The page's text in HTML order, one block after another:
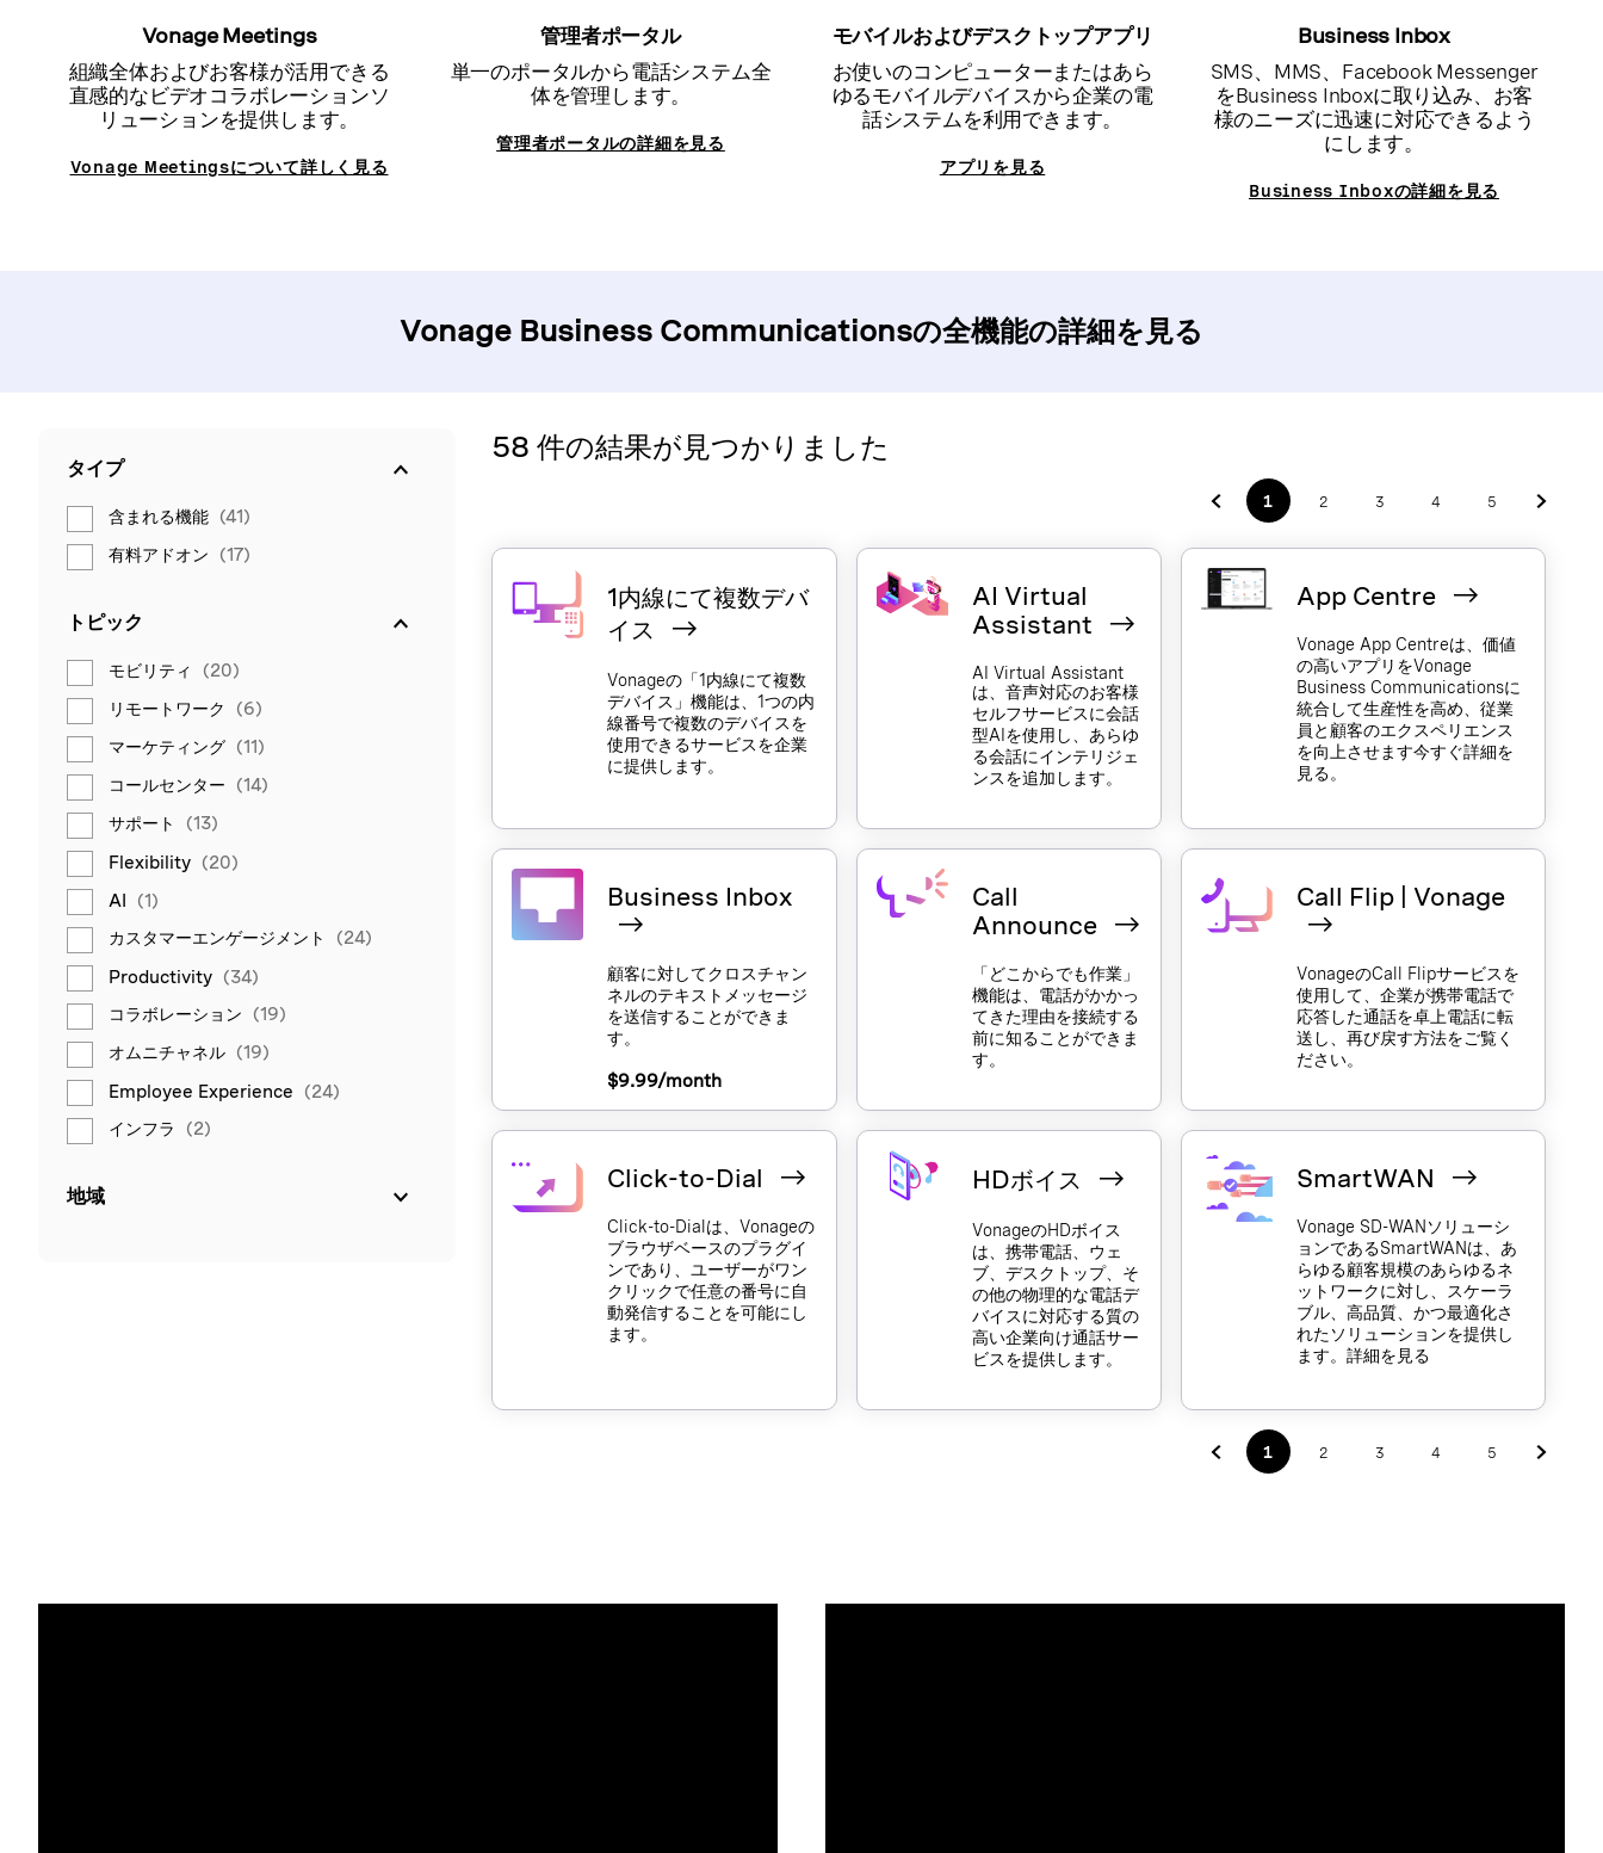
Vonage Meetings
組織全体およびお客様が活用できる
直感的なビデオコラボレーションソ
リューションを提供します。
Vonage Meetingsについて詳しく見る
管理者ポータル
単一のポータルから電話システム全
体を管理します。
管理者ポータルの詳細を見る
モバイルおよびデスクトップアプリ
お使いのコンピューターまたはあら
ゆるモバイルデバイスから企業の電
話システムを利用できます。
アプリを見る
Business Inbox
SMS、MMS、Facebook Messenger
をBusiness Inboxに取り込み、お客
様のニーズに迅速に対応できるよう
にします。
Business Inboxの詳細を見る
Vonage Business Communicationsの全機能の詳細を見る
タイプ
含まれる機能
(41)
有料アドオン
(17)
トピック
モビリティ
(20)
リモートワーク
(6)
マーケティング
(11)
コールセンター
(14)
サポート
(13)
Flexibility
(20)
AI
(1)
カスタマーエンゲージメント
(24)
Productivity
(34)
コラボレーション
(19)
オムニチャネル
(19)
Employee Experience
(24)
インフラ
(2)
地域
58 件の結果が見つかりました
1 2 3 4 5
1内線にて複数デバ
イス
Vonageの「1内線にて複数
デバイス」機能は、1つの内
線番号で複数のデバイスを
使用できるサービスを企業
に提供します。
AI Virtual
Assistant
AI Virtual Assistant
は、音声対応のお客様
セルフサービスに会話
型AIを使用し、あらゆ
る会話にインテリジェ
ンスを追加します。
App Centre
Vonage App Centreは、価値
の高いアプリをVonage
Business Communicationsに
統合して生産性を高め、従業
員と顧客のエクスペリエンス
を向上させます今すぐ詳細を
見る。
Business Inbox
顧客に対してクロスチャン
ネルのテキストメッセージ
を送信することができま
す。
$9.99/month
Call
Announce
「どこからでも作業」
機能は、電話がかかっ
てきた理由を接続する
前に知ることができま
す。
Call Flip | Vonage
VonageのCall Flipサービスを
使用して、企業が携帯電話で
応答した通話を卓上電話に転
送し、再び戻す方法をご覧く
ださい。
Click-to-Dial
Click-to-Dialは、Vonageの
ブラウザベースのプラグイ
ンであり、ユーザーがワン
クリックで任意の番号に自
動発信することを可能にし
ます。
HDボイス
VonageのHDボイス
は、携帯電話、ウェ
ブ、デスクトップ、そ
の他の物理的な電話デ
バイスに対応する質の
高い企業向け通話サー
ビスを提供します。
SmartWAN
Vonage SD-WANソリューシ
ョンであるSmartWANは、あ
らゆる顧客規模のあらゆるネ
ットワークに対し、スケーラ
ブル、高品質、かつ最適化さ
れたソリューションを提供し
ます。詳細を見る
1 2 3 4 5